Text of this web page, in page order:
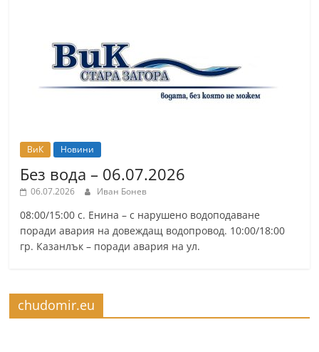
ВиК Новини
Без вода – 06.07.2026
06.07.2026 Иван Бонев
08:00/15:00 с. Енина – с нарушено водоподаване
поради авария на довеждащ водопровод. 10:00/18:00
гр. Казанлък – поради авария на ул.
chudomir.eu